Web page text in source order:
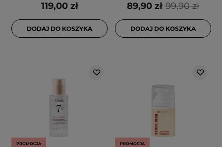
119,00 zł
DODAJ DO KOSZYKA
99,90 zł
89,90 zł
DODAJ DO KOSZYKA
PROMOCJA PROMOCJA